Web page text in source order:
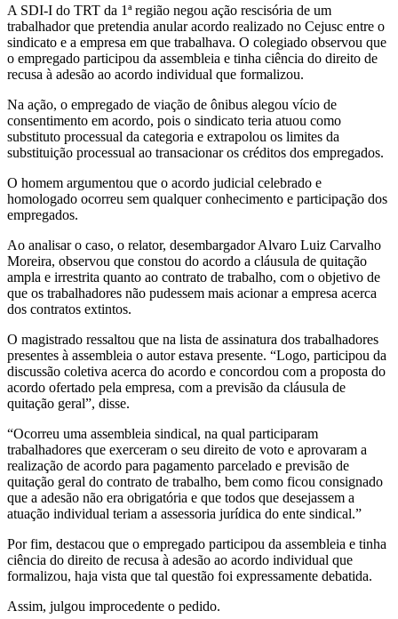
A SDI-I do TRT da 1ª região negou ação rescisória de um
trabalhador que pretendia anular acordo realizado no Cejusc entre o
sindicato e a empresa em que trabalhava. O colegiado observou que
o empregado participou da assembleia e tinha ciência do direito de
recusa à adesão ao acordo individual que formalizou.
Na ação, o empregado de viação de ônibus alegou vício de
consentimento em acordo, pois o sindicato teria atuou como
substituto processual da categoria e extrapolou os limites da
substituição processual ao transacionar os créditos dos empregados.
O homem argumentou que o acordo judicial celebrado e
homologado ocorreu sem qualquer conhecimento e participação dos
empregados.
Ao analisar o caso, o relator, desembargador Alvaro Luiz Carvalho
Moreira, observou que constou do acordo a cláusula de quitação
ampla e irrestrita quanto ao contrato de trabalho, com o objetivo de
que os trabalhadores não pudessem mais acionar a empresa acerca
dos contratos extintos.
O magistrado ressaltou que na lista de assinatura dos trabalhadores
presentes à assembleia o autor estava presente. “Logo, participou da
discussão coletiva acerca do acordo e concordou com a proposta do
acordo ofertado pela empresa, com a previsão da cláusula de
quitação geral”, disse.
“Ocorreu uma assembleia sindical, na qual participaram
trabalhadores que exerceram o seu direito de voto e aprovaram a
realização de acordo para pagamento parcelado e previsão de
quitação geral do contrato de trabalho, bem como ficou consignado
que a adesão não era obrigatória e que todos que desejassem a
atuação individual teriam a assessoria jurídica do ente sindical.”
Por fim, destacou que o empregado participou da assembleia e tinha
ciência do direito de recusa à adesão ao acordo individual que
formalizou, haja vista que tal questão foi expressamente debatida.
Assim, julgou improcedente o pedido.